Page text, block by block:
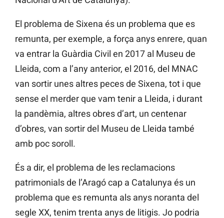
El problema de Sixena és un problema que es
remunta, per exemple, a força anys enrere, quan
va entrar la Guàrdia Civil en 2017 al Museu de
Lleida, com a l’any anterior, el 2016, del MNAC
van sortir unes altres peces de Sixena, tot i que
sense el merder que vam tenir a Lleida, i durant
la pandèmia, altres obres d’art, un centenar
d’obres, van sortir del Museu de Lleida també
amb poc soroll.
És a dir, el problema de les reclamacions
patrimonials de l’Aragó cap a Catalunya és un
problema que es remunta als anys noranta del
segle XX, tenim trenta anys de litigis. Jo podria